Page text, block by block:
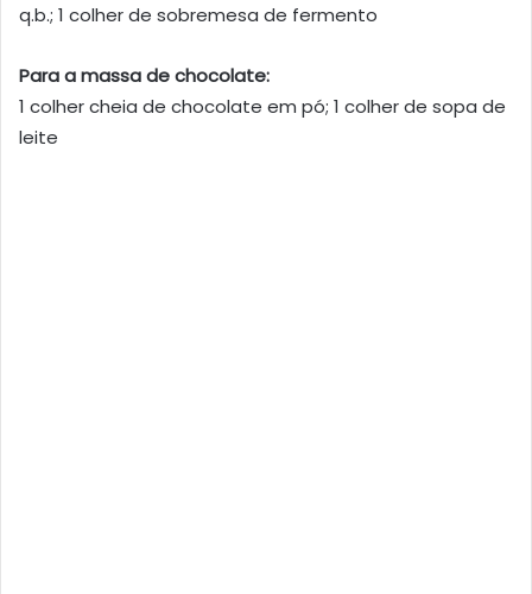
q.b.; 1 colher de sobremesa de fermento
Para a massa de chocolate:
1 colher cheia de chocolate em pó; 1 colher de sopa de
leite